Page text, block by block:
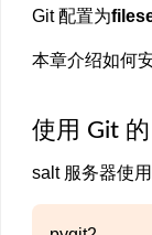
Git 配置为
本章介绍如何
使用 Git
salt 服务器使